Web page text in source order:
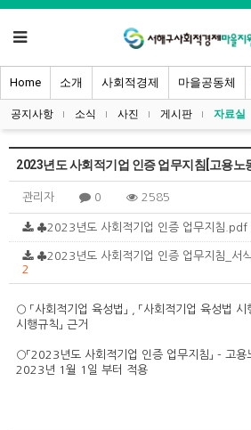
Home 소개 사회적경제 마을공동체
공지사항 소식 사진 게시판 자료실
2023년도 사회적기업 인증 업무지침[고용노
관리자 0 2585
♣2023년도 사회적기업 인증 업무지침
♣2023년도 사회적기업 인증 업무지침_
2
○ 「사회적기업 육성법」 , 「사회적기업 육성법 시
시행규칙」 근거
○「2023년도 사회적기업 인증 업무지침」 - 고용
2023년 1월 1일 부터 적용